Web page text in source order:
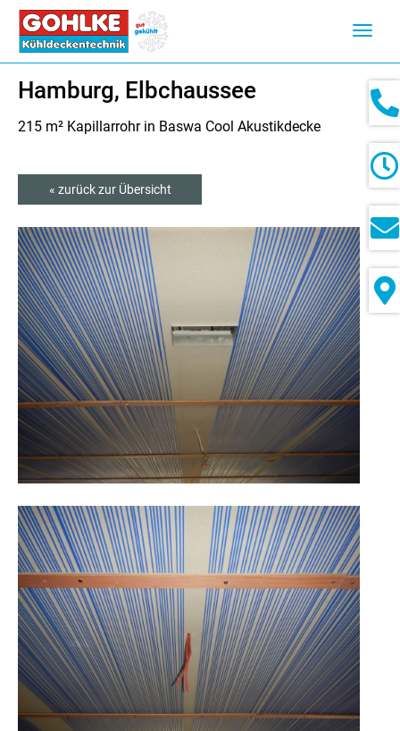
Hamburg, Elbchaussee
215 m² Kapillarrohr in Baswa Cool Akustikdecke
« zurück zur Übersicht